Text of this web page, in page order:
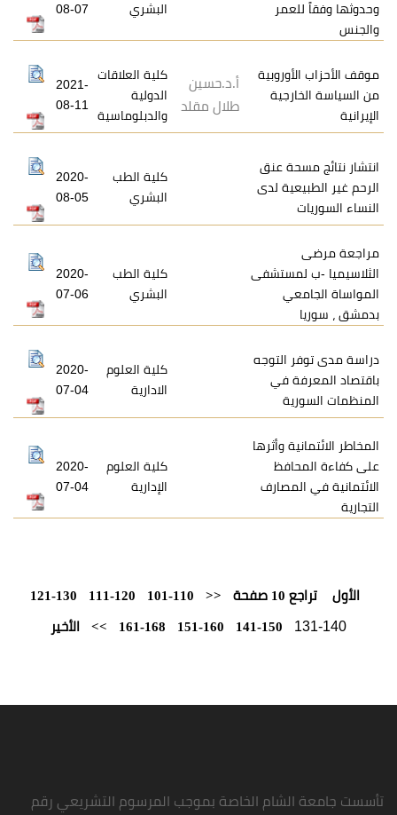
08-07
أ.د.حسين
طلال مقلد
كلية العلاقات
الدولية
والدبلوماسية
2021-
08-11
عنق
لدى
كلية الطب
البشري
2020-
08-05
كلية الطب
2020-
07-06
في
كلية العلوم
الادارية
2020-
07-04
وأثرها
الإدارية
2020-
07-04
<<
101-110
111-120
121-130
141-150
151-160
161-168
>> الأخير
الخاصة بموجب المرسوم التشريعي رقم